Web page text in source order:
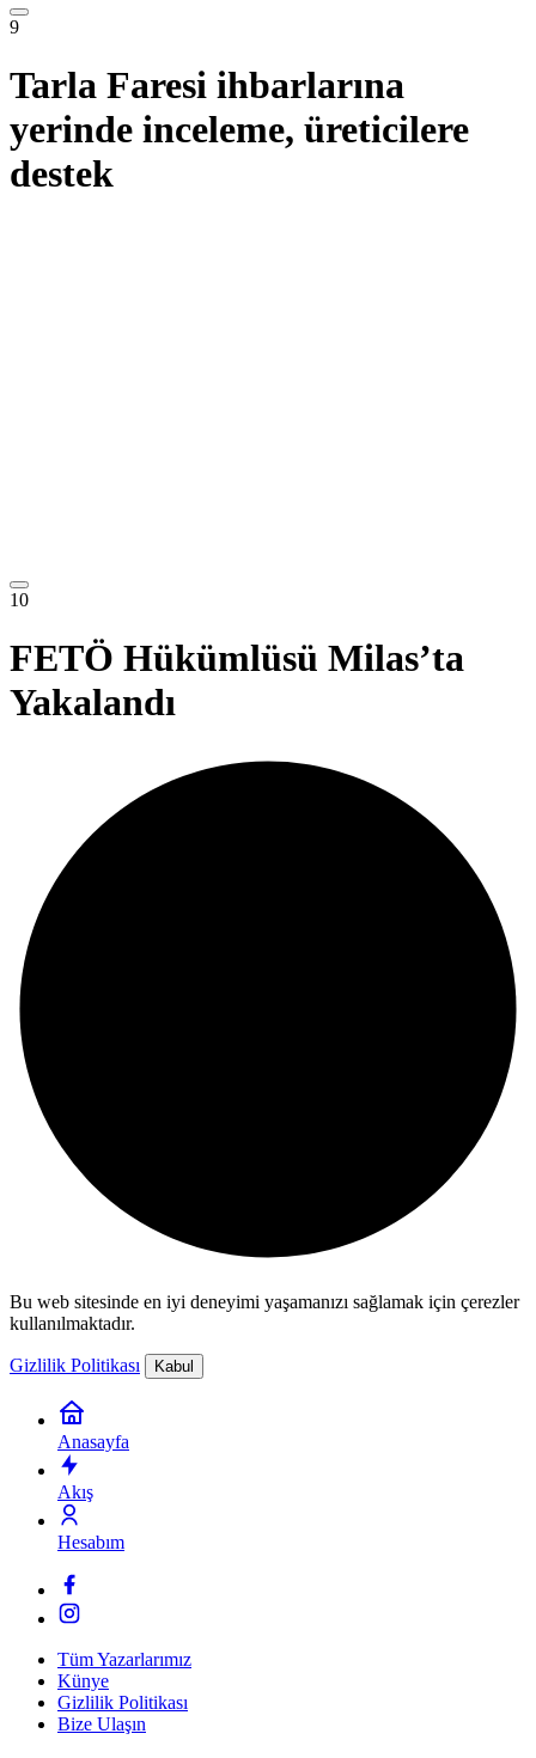
9
Tarla Faresi ihbarlarına
yerinde inceleme, üreticilere
destek
10
FETÖ Hükümlüsü Milas’ta
Yakalandı
Bu web sitesinde en iyi deneyimi yaşamanızı sağlamak için çerezler
kullanılmaktadır.
Gizlilik Politikası Kabul
Anasayfa
Akış
Hesabım
Tüm Yazarlarımız
Künye
Gizlilik Politikası
Bize Ulaşın